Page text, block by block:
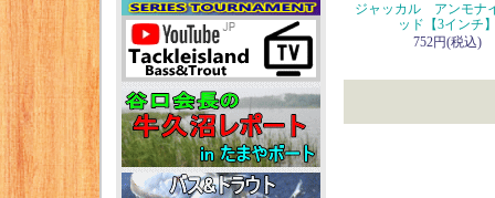
ジャッカル アンモナ
ッド【3インチ
752円(税込)